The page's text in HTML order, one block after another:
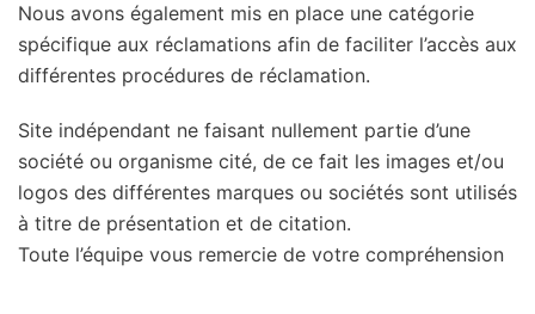
Nous avons également mis en place une catégorie
spécifique aux réclamations afin de faciliter l’accès aux
différentes procédures de réclamation.
Site indépendant ne faisant nullement partie d’une
société ou organisme cité, de ce fait les images et/ou
logos des différentes marques ou sociétés sont utilisés
à titre de présentation et de citation.
Toute l’équipe vous remercie de votre compréhension